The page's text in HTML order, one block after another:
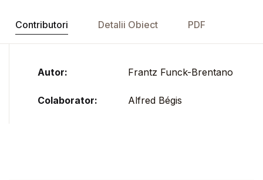
Contributori Detalii Obiect PDF
Autor: Frantz Funck-Brentano
Colaborator: Alfred Bégis